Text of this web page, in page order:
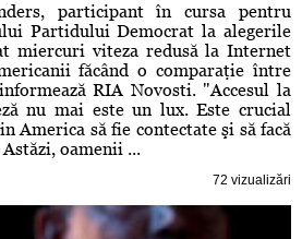
participant în cursa pentru
Partidului Democrat la alegerile
miercuri viteza redusă la Internet
făcând o comparaţie între
RIA Novosti. "Accesul la
nu mai este un lux. Este crucial
America să fie contectate şi să facă
oamenii ...
72 vizualizări